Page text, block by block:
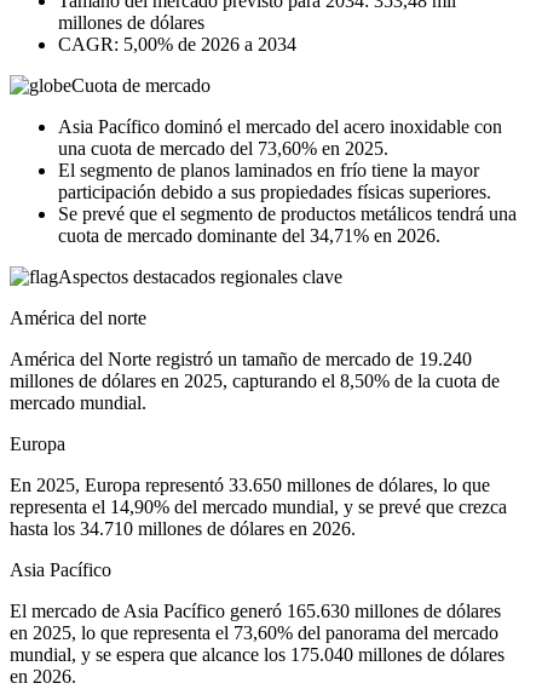
millones de dólares
CAGR: 5,00% de 2026 a 2034
Cuota de mercado
Asia Pacífico dominó el mercado del acero inoxidable con
una cuota de mercado del 73,60% en 2025.
El segmento de planos laminados en frío tiene la mayor
participación debido a sus propiedades físicas superiores.
Se prevé que el segmento de productos metálicos tendrá una
cuota de mercado dominante del 34,71% en 2026.
Aspectos destacados regionales clave
América del norte
América del Norte registró un tamaño de mercado de 19.240
millones de dólares en 2025, capturando el 8,50% de la cuota de
mercado mundial.
Europa
En 2025, Europa representó 33.650 millones de dólares, lo que
representa el 14,90% del mercado mundial, y se prevé que crezca
hasta los 34.710 millones de dólares en 2026.
Asia Pacífico
El mercado de Asia Pacífico generó 165.630 millones de dólares
en 2025, lo que representa el 73,60% del panorama del mercado
mundial, y se espera que alcance los 175.040 millones de dólares
en 2026.